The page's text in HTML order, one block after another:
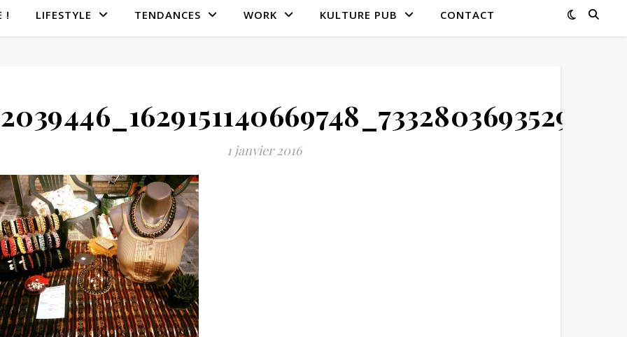
! LIFESTYLE TENDANCES WORK KULTURE PUB CONTACT
1 janvier 2016